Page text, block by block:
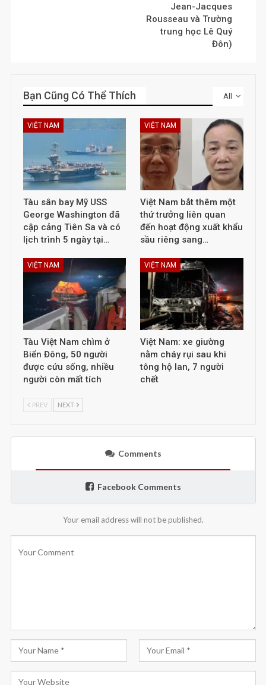
Jean-Jacques
Rousseau và Trường
trung học Lê Quý
Đôn)
All
Bạn Cũng Có Thể Thích
VIỆT NAM
Tàu sân bay Mỹ USS
George Washington đã
cập cảng Tiên Sa và có
lịch trình 5 ngày tại…
VIỆT NAM
Việt Nam bắt thêm một
thứ trưởng liên quan
đến hoạt động xuất khẩu
sầu riêng sang…
VIỆT NAM
Tàu Việt Nam chìm ở
Biển Đông, 50 người
được cứu sống, nhiều
người còn mất tích
VIỆT NAM
Việt Nam: xe giường
nằm cháy rụi sau khi
tông hộ lan, 7 người
chết
PREV NEXT
Comments
Facebook Comments
Your email address will not be published.